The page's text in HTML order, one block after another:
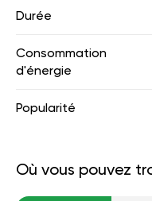
Durée
Consommation
d'énergie
Popularité
Où vous pouvez